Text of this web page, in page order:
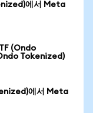
에서 Meta
(Ondo
Tokenized)
에서 Meta